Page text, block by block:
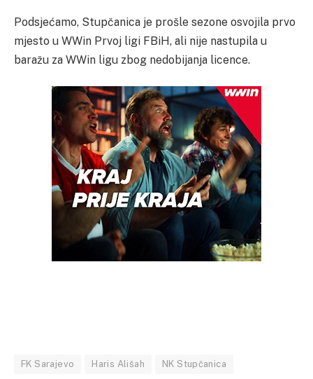
Podsjećamo, Stupčanica je prošle sezone osvojila prvo
mjesto u WWin Prvoj ligi FBiH, ali nije nastupila u
baražu za WWin ligu zbog nedobijanja licence.
FK Sarajevo Haris Ališah NK Stupčanica